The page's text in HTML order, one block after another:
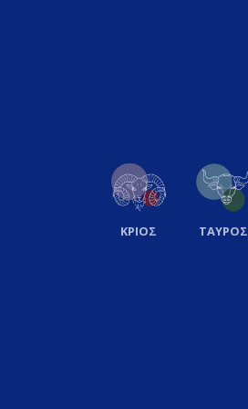
ΚΡΙΟΣ ΤΑΥΡΟΣ